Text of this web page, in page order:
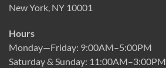
New York, NY 10001
Hours
Monday—Friday: 9:00AM–5:00PM
Saturday & Sunday: 11:00AM–3:00PM